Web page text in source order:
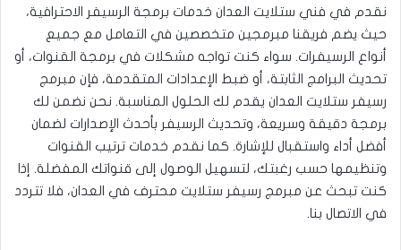
نقدم في فني ستلايت العدان خدمات برمجة الرسيفر الاحترافية،
حيث يضم فريقنا مبرمجين متخصصين في التعامل مع جميع
أنواع الرسيفرات. سواء كنت تواجه مشكلات في برمجة القنوات، أو
تحديث البرامج الثابتة، أو ضبط الإعدادات المتقدمة، فإن مبرمج
رسيفر ستلايت العدان يقدم لك الحلول المناسبة. نحن نضمن لك
برمجة دقيقة وسريعة، وتحديث الرسيفر بأحدث الإصدارات لضمان
أفضل أداء واستقبال للإشارة. كما نقدم خدمات ترتيب القنوات
وتنظيمها حسب رغبتك، لتسهيل الوصول إلى قنواتك المفضلة. إذا
كنت تبحث عن مبرمج رسيفر ستلايت محترف في العدان، فلا تتردد
في الاتصال بنا.